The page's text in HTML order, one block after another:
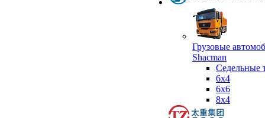
Грузовые
Shacman
Седельные
6х4
6x6
8x4